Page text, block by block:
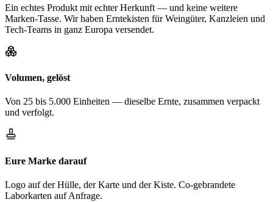
Ein echtes Produkt mit echter Herkunft — und keine weitere
Marken-Tasse. Wir haben Erntekisten für Weingüter, Kanzleien und
Tech-Teams in ganz Europa versendet.
Volumen, gelöst
Von 25 bis 5.000 Einheiten — dieselbe Ernte, zusammen verpackt
und verfolgt.
Eure Marke darauf
Logo auf der Hülle, der Karte und der Kiste. Co-gebrandete
Laborkarten auf Anfrage.